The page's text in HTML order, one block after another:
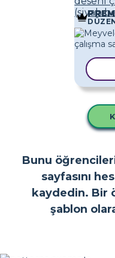
(siyah
Bunu
sayfasını
kaydedin. Bir
şablon